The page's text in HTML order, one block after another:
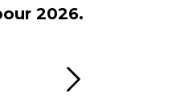
2026.